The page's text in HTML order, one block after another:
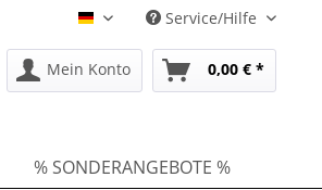
DE Service/Hilfe
Mein Konto 0,00 € *
% SONDERANGEBOTE %